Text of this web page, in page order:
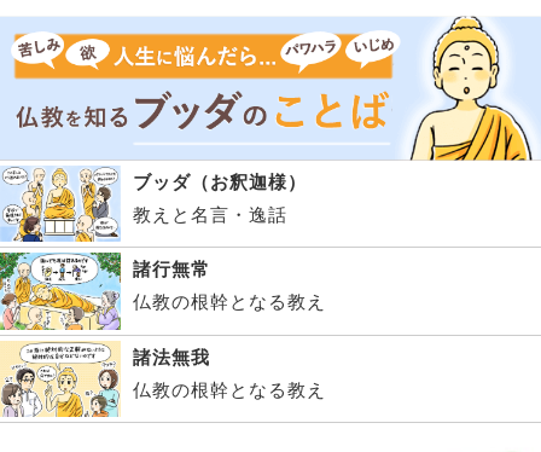
ブッダ（お釈迦様）
教えと名言・逸話
諸行無常
仏教の根幹となる教え
諸法無我
仏教の根幹となる教え